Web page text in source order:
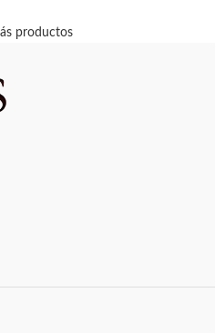
productos